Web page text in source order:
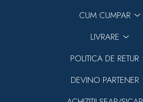
CUM CUMPAR
LIVRARE
POLITICA DE RETUR
DEVINO PARTENER